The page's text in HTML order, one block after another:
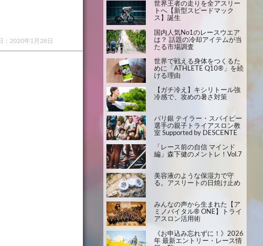
： 2020年1月28日
世界王者の走りを全アスリー
トへ【新型スピードマック
ス】誕生
国内人気No1のレースウエア
は？ 話題の冷却アイテムが当
たる市場調査
世界で戦える身体をつくるた
めに「ATHLETE Q10®」を続
ける理由
【ガチ冷え】キシリトール強
冷感で、攻めの暑さ対策
パリ銀 テイラー・スパイビー
選手の親子トライアスロン教
室 Supported by DESCENTE
「レース前の自信 マインド
編」森下健のメントレ！Vol.7
美容液のような保湿力で守
る。アスリートの日焼け止め
みんなの声から生まれた【ア
ミノバイタル® ONE】トライ
アスロン活用術
《お申込み忘れずに！》2026
年 最新エントリー・レース情